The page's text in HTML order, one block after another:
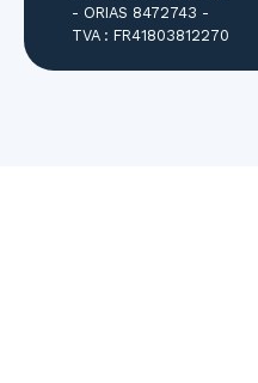
- ORIAS 8472743 -
TVA : FR41803812270